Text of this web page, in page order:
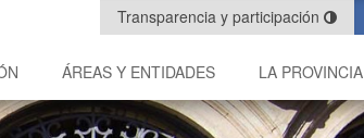
Transparencia y participación
ÁREAS Y ENTIDADES LA PROVINCIA